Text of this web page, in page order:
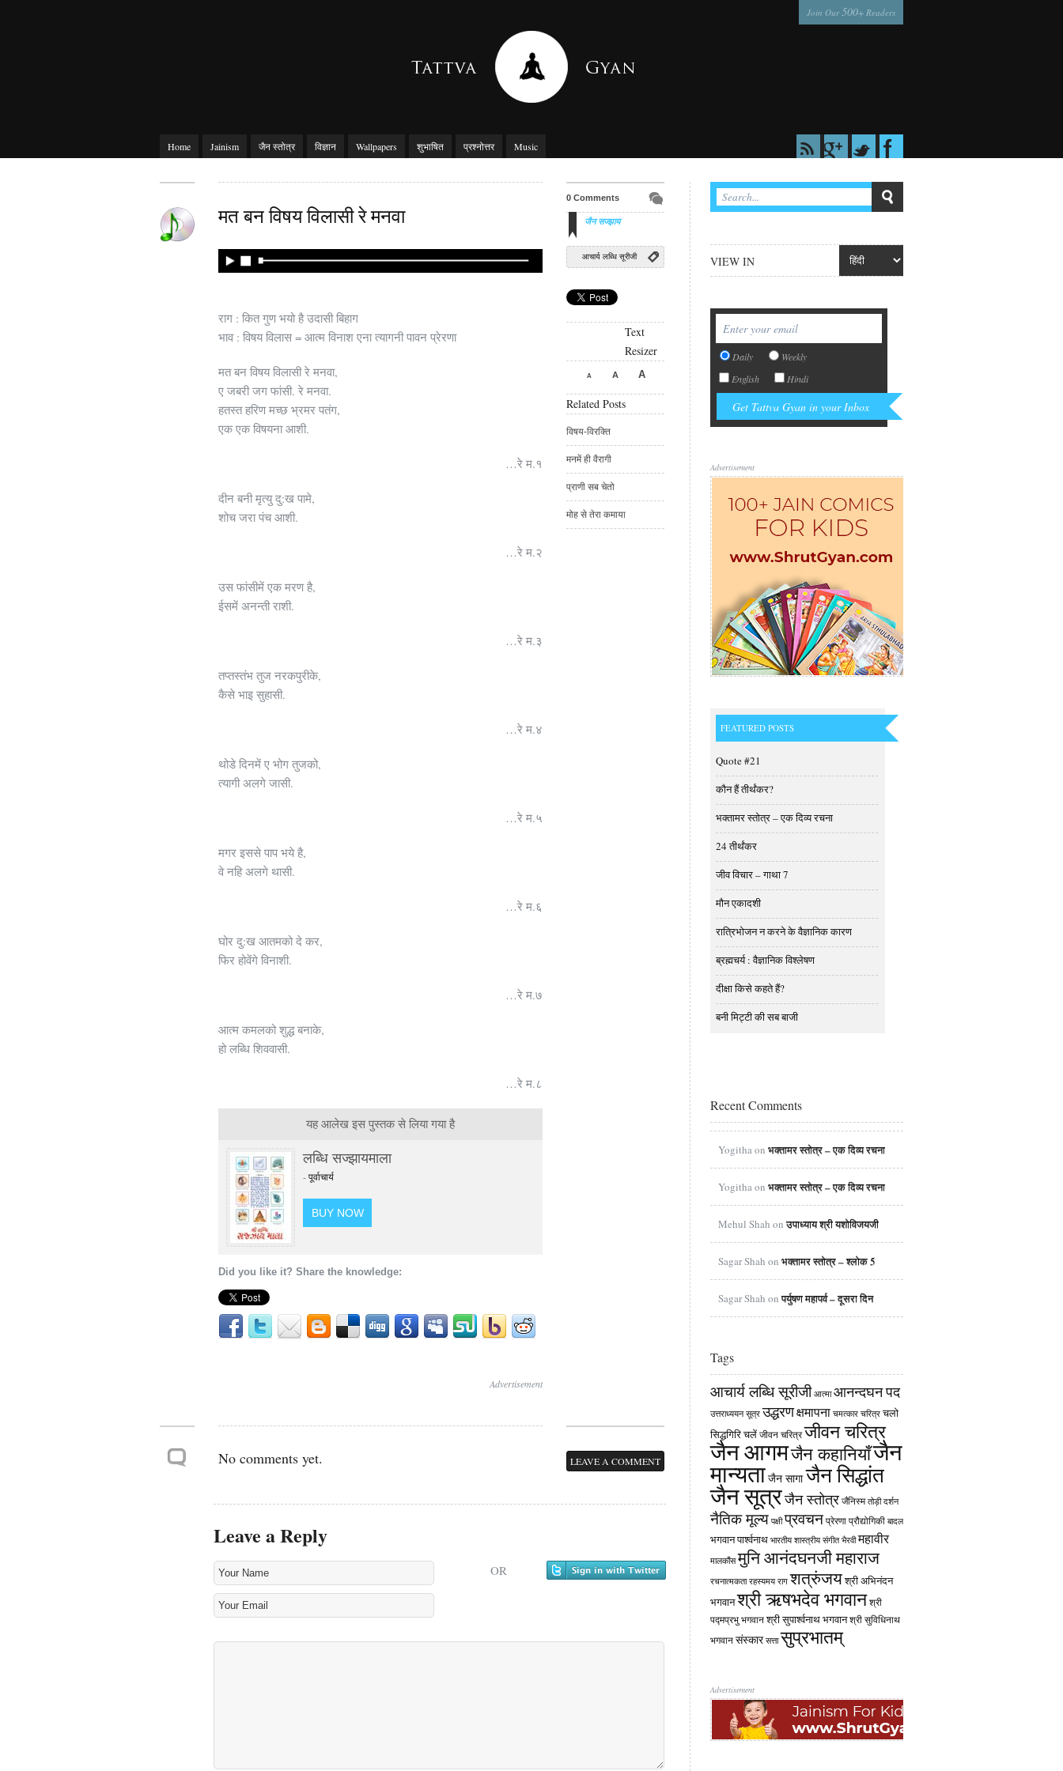
Home Jainism जैन स्तोत्र विज्ञान Wallpapers शुभाषित प्रश्नोत्तर Music
Join Our500+ Readers
मत बन विषय विलासी रे मनवा
राग : कित गुण भयो है उदासी बिहाग
भाव : विषय विलास = आत्म विनाश एना त्यागनी पावन प्रेरणा
मत बन विषय विलासी रे मनवा,
ए जबरी जग फांसी. रे मनवा.
हतस्त हरिण मच्छ भ्रमर पतंग,
एक एक विषयना आशी.
…रे म.१
दीन बनी मृत्यु दु:ख पामे,
शोच जरा पंच आशी.
…रे म.२
उस फांसीमें एक मरण है,
ईसमें अनन्ती राशी.
…रे म.३
तप्तस्तंभ तुज नरकपुरीके,
कैसे भाइ सुहासी.
…रे म.४
थोडे दिनमें ए भोग तुजको,
त्यागी अलगे जासी.
…रे म.५
मगर इससे पाप भये है,
वे नहि अलगे थासी.
…रे म.६
घोर दु:ख आतमको दे कर,
फिर होवेंगे विनाशी.
…रे म.७
आत्म कमलको शुद्ध बनाके,
हो लब्धि शिववासी.
…रे म.८
यह आलेख इस पुस्तक से लिया गया है
लब्धि सज्झायमाला
-पूर्वाचार्य
BUY NOW
Did you like it? Share the knowledge:
Advertisement
0 Comments
जैन सज्झाय
आचार्य लब्धि सूरीजी
Text
Resizer
A A A
Related Posts
विषय-विरक्ति
मनमें ही वैरागी
प्राणी सब चेतो
मोह से तेरा कमाया
No comments yet. LEAVE A COMMENT
Leave a Reply
OR
VIEW IN
Daily
Weekly
English
Hindi
Advertisement
FEATURED POSTS
Quote #21
कौन हैं तीर्थंकर?
भक्तामर स्तोत्र – एक दिव्य रचना
24 तीर्थंकर
जीव विचार – गाथा 7
मौन एकादशी
रात्रिभोजन न करने के वैज्ञानिक कारण
ब्रह्मचर्य : वैज्ञानिक विश्‍लेषण
दीक्षा किसे कहते हैं?
बनी मिट्टी की सब बाजी
Recent Comments
Yogitha on भक्तामर स्तोत्र – एक दिव्य रचना
Yogitha on भक्तामर स्तोत्र – एक दिव्य रचना
Mehul Shah onउपाध्याय श्री यशोविजयजी
Sagar Shah on भक्तामर स्तोत्र – श्लोक 5
Sagar Shah onपर्युषण महापर्व – दूसरा दिन
Tags
आचार्य लब्धि सूरीजी आत्मा आनन्दघन पद
उत्तराध्ययन सूत्र उद्धरणक्षमापना चमत्कार चरित्र चलो
सिद्धगिरि चलेंजीवन चरित्रजीवन चरित्र
जैन आगमजैन कहानियाँजैन
मान्यताजैन सागाजैन सिद्धांत
जैन सूत्रजैन स्तोत्रजैनिस्म तोड़ी दर्शन
नैतिक मूल्य पक्षी प्रवचनप्रेरणाप्रौद्योगिकी बादल
भगवान पार्श्वनाथ भारतीय शास्त्रीय संगीत भैरवी महावीर
मालकौंस मुनि आनंदघनजी महाराज
रचनात्मकता रहस्यमय राग शत्रुंजयश्री अभिनंदन
भगवानश्री ऋषभदेव भगवानश्री
पद्मप्रभु भगवानश्री सुपार्श्वनाथ भगवानश्री सुविधिनाथ
भगवानसंस्कार सत्ता सुप्रभातम्
Advertisement